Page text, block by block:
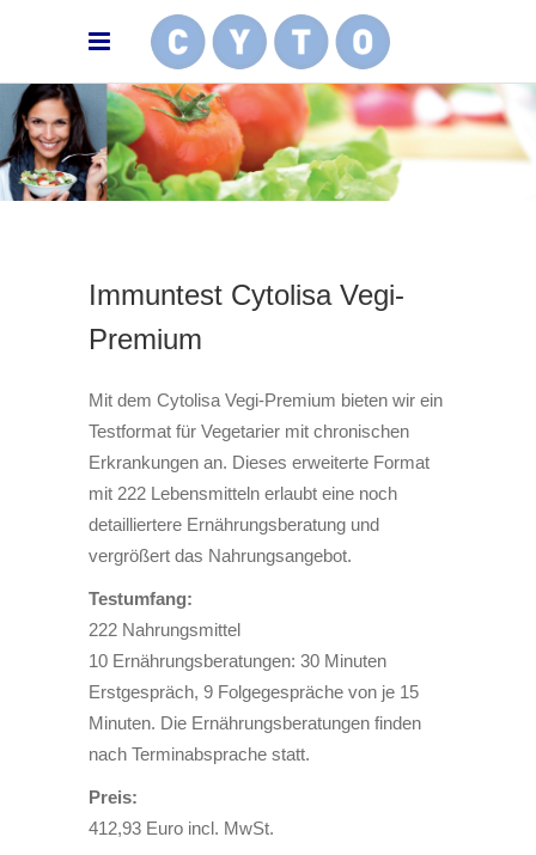
Immuntest Cytolisa Vegi-
Premium
Mit dem Cytolisa Vegi-Premium bieten wir ein
Testformat für Vegetarier mit chronischen
Erkrankungen an. Dieses erweiterte Format
mit 222 Lebensmitteln erlaubt eine noch
detailliertere Ernährungsberatung und
vergrößert das Nahrungsangebot.
Testumfang:
222 Nahrungsmittel
10 Ernährungsberatungen: 30 Minuten
Erstgespräch, 9 Folgegespräche von je 15
Minuten. Die Ernährungsberatungen finden
nach Terminabsprache statt.
Preis:
412,93 Euro incl. MwSt.